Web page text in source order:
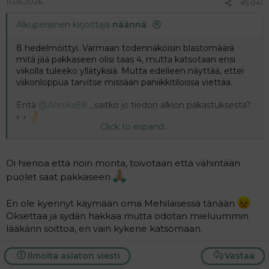
#5 041
Alkuperäinen kirjoittaja näännä:
8 hedelmöittyi. Varmaan todennäköisin blastomäärä
mitä jää pakkaseen olisi taas 4, mutta katsotaan ensi
viikolla tuleeko yllätyksiä. Mutta edelleen näyttää, ettei
viikonloppua tarvitse missään paniikkitiloissa viettää.
Entä @Annika88 , saitko jo tiedon alkion pakastuksesta?
8 hedelmöittyi. Varmaan todennäköisin
blastomäärä mitä jää pakkaseen olisi taas 4, mutta
edelleen näyttää, ettei viikonloppua tarvitse
missään paniikkitiloissa viettää.
Entä@Annika88, saitko jo tiedon alkion
Alkuperäinen kirjoittaja
Click to expand...
Oi hienoa että noin monta, toivotaan että vähintään
puolet saat pakkaseen
En ole kyennyt käymään oma Mehiläisessä tänään
Oksettaa ja sydän hakkaa mutta odotan mieluummin
lääkärin soittoa, en vain kykene katsomaan.
Vastaa
Ilmoita asiaton viesti